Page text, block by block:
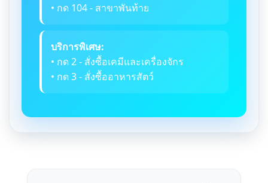
• กด 104 - สาขาพันท้าย
บริการพิเศษ:
• กด 2 - สั่งซื้อเคมีและเครื่องจักร
• กด 3 - สั่งซื้ออาหารสัตว์